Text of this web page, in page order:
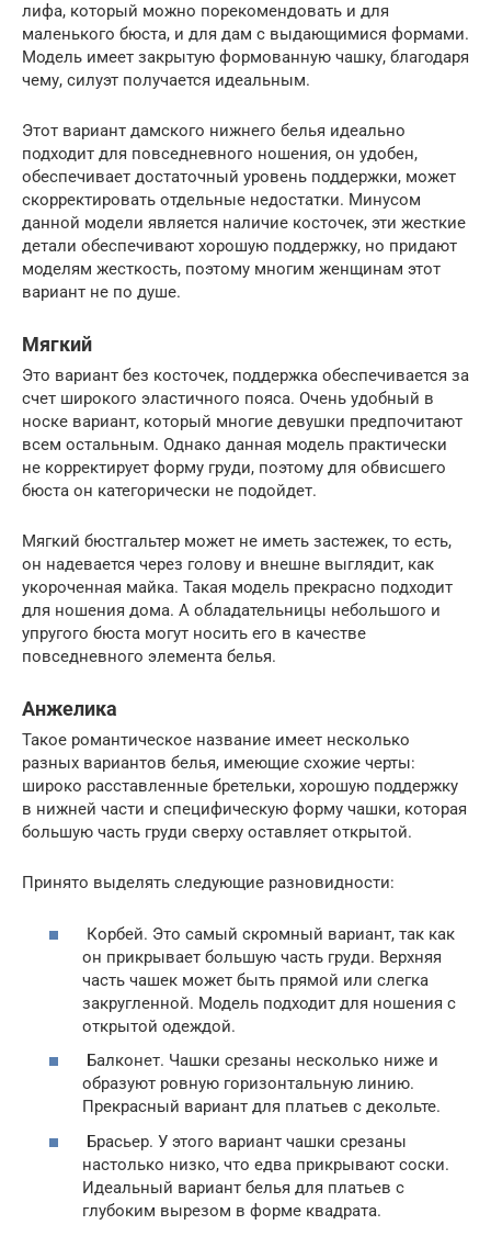
лифа, который можно порекомендовать и для
маленького бюста, и для дам с выдающимися формами.
Модель имеет закрытую формованную чашку, благодаря
чему, силуэт получается идеальным.
Этот вариант дамского нижнего белья идеально
подходит для повседневного ношения, он удобен,
обеспечивает достаточный уровень поддержки, может
скорректировать отдельные недостатки. Минусом
данной модели является наличие косточек, эти жесткие
детали обеспечивают хорошую поддержку, но придают
моделям жесткость, поэтому многим женщинам этот
вариант не по душе.
Мягкий
Это вариант без косточек, поддержка обеспечивается за
счет широкого эластичного пояса. Очень удобный в
носке вариант, который многие девушки предпочитают
всем остальным. Однако данная модель практически
не корректирует форму груди, поэтому для обвисшего
бюста он категорически не подойдет.
Мягкий бюстгальтер может не иметь застежек, то есть,
он надевается через голову и внешне выглядит, как
укороченная майка. Такая модель прекрасно подходит
для ношения дома. А обладательницы небольшого и
упругого бюста могут носить его в качестве
повседневного элемента белья.
Анжелика
Такое романтическое название имеет несколько
разных вариантов белья, имеющие схожие черты:
широко расставленные бретельки, хорошую поддержку
в нижней части и специфическую форму чашки, которая
большую часть груди сверху оставляет открытой.
Принято выделять следующие разновидности:
Корбей. Это самый скромный вариант, так как
он прикрывает большую часть груди. Верхняя
часть чашек может быть прямой или слегка
закругленной. Модель подходит для ношения с
открытой одеждой.
Балконет. Чашки срезаны несколько ниже и
образуют ровную горизонтальную линию.
Прекрасный вариант для платьев с декольте.
Брасьер. У этого вариант чашки срезаны
настолько низко, что едва прикрывают соски.
Идеальный вариант белья для платьев с
глубоким вырезом в форме квадрата.